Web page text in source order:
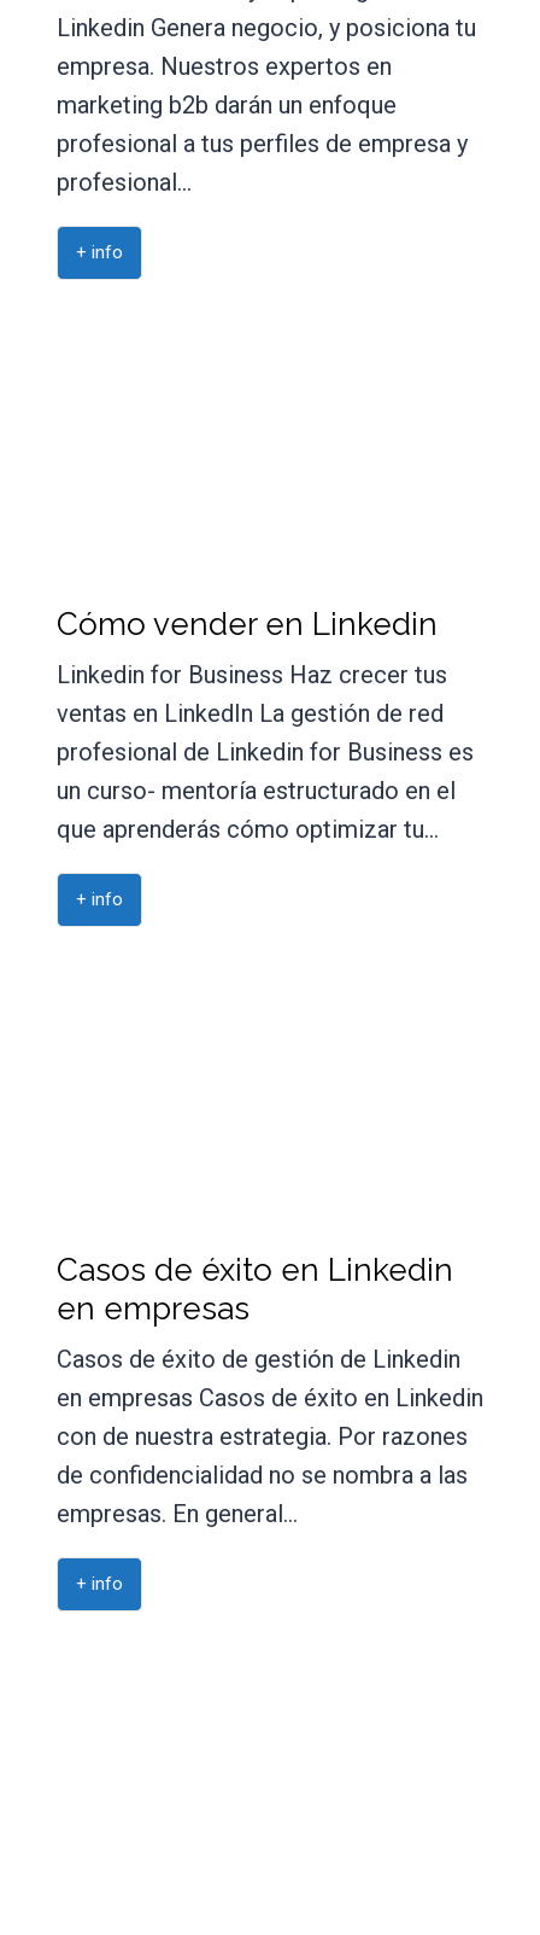
Linkedin Genera negocio, y posiciona tu
empresa. Nuestros expertos en
marketing b2b darán un enfoque
profesional a tus perfiles de empresa y
profesional…
+ info
Cómo vender en Linkedin
Linkedin for Business Haz crecer tus
ventas en LinkedIn La gestión de red
profesional de Linkedin for Business es
un curso- mentoría estructurado en el
que aprenderás cómo optimizar tu…
+ info
Casos de éxito en Linkedin
en empresas
Casos de éxito de gestión de Linkedin
en empresas Casos de éxito en Linkedin
con de nuestra estrategia. Por razones
de confidencialidad no se nombra a las
empresas. En general…
+ info